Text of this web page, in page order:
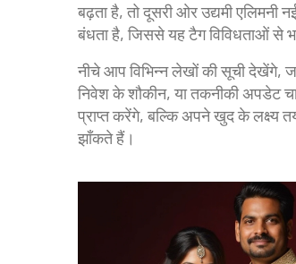
बढ़ता है, तो दूसरी ओर उद्यमी
बंधता है, जिससे यह टैग विविधताओं से
नीचे आप विभिन्न लेखों की सूची देखेंगे,
निवेश के शौकीन, या तकनीकी अपडेट
प्राप्त करेंगे, बल्कि अपने खुद के लक्ष्य
झाँकते हैं।